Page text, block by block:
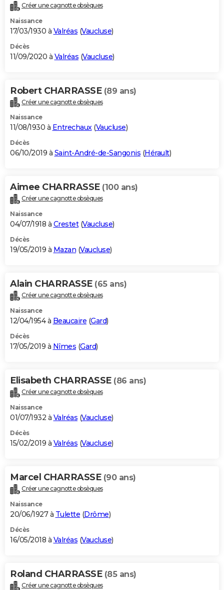
Créer une cagnotte obsèques
Naissance
17/03/1930 à Valréas (Vaucluse)
Décès
11/09/2020 à Valréas (Vaucluse)
Robert CHARRASSE (89 ans)
Créer une cagnotte obsèques
Naissance
11/08/1930 à Entrechaux(Vaucluse)
Décès
06/10/2019 à Saint-André-de-Sangonis (Hérault)
Aimee CHARRASSE (100 ans)
Créer une cagnotte obsèques
Naissance
04/07/1918 à Crestet(Vaucluse)
Décès
19/05/2019 à Mazan (Vaucluse)
Alain CHARRASSE (65 ans)
Créer une cagnotte obsèques
Naissance
12/04/1954 à Beaucaire (Gard)
Décès
17/05/2019 à Nîmes (Gard)
Elisabeth CHARRASSE (86 ans)
Créer une cagnotte obsèques
Naissance
01/07/1932 à Valréas (Vaucluse)
Décès
15/02/2019 à Valréas (Vaucluse)
Marcel CHARRASSE (90 ans)
Créer une cagnotte obsèques
Naissance
20/06/1927 à Tulette (Drôme)
Décès
16/05/2018 à Valréas (Vaucluse)
Roland CHARRASSE (85 ans)
Créer une cagnotte obsèques